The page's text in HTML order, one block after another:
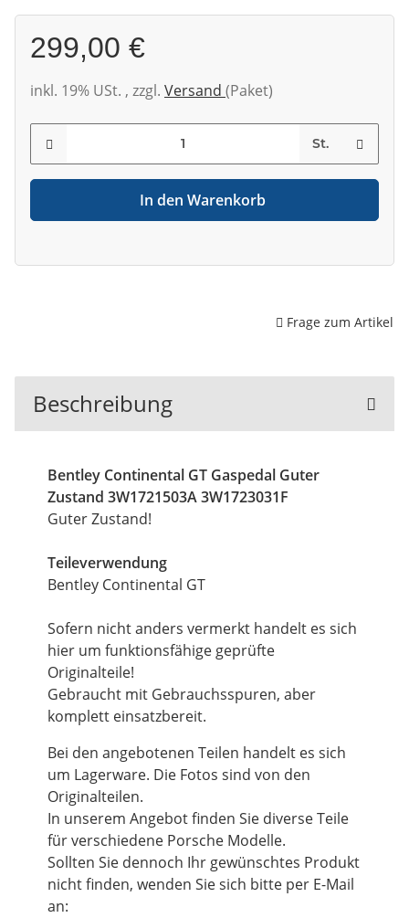
299,00 €
inkl. 19% USt. , zzgl. Versand (Paket)
St.
In den Warenkorb
Frage zum Artikel
Beschreibung
Bentley Continental GT Gaspedal Guter
Zustand 3W1721503A 3W1723031F
Guter Zustand!
Teileverwendung
Bentley Continental GT
Sofern nicht anders vermerkt handelt es sich
hier um funktionsfähige geprüfte
Originalteile!
Gebraucht mit Gebrauchsspuren, aber
komplett einsatzbereit.
Bei den angebotenen Teilen handelt es sich
um Lagerware. Die Fotos sind von den
Originalteilen.
In unserem Angebot finden Sie diverse Teile
für verschiedene Porsche Modelle.
Sollten Sie dennoch Ihr gewünschtes Produkt
nicht finden, wenden Sie sich bitte per E-Mail
an: